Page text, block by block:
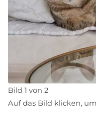
Bild 1 von 2
Auf das Bild klicken,